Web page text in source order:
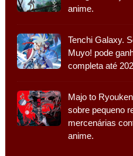
anime.
Tenchi Galaxy.
Muyo! pode
completa até
Majo to
sobre pequeno
mercenárias
anime.